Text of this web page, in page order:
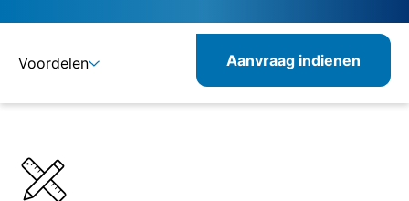
Voordelen
Combineerbare producten
Aanvraag indienen